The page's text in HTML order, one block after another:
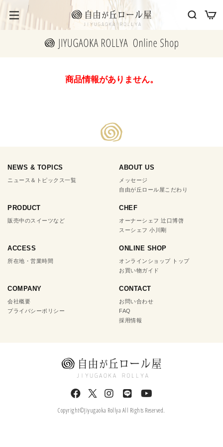
商品情報がありません。
NEWS & TOPICS
ニュース＆トピックス一覧
ABOUT US
メッセージ
自由が丘ロール屋こだわり
PRODUCT
販売中のスイーツなど
CHEF
オーナーシェフ 辻口博啓
スーシェフ 小川剛
ACCESS
所在地・営業時間
ONLINE SHOP
オンラインショップ トップ
お買い物ガイド
COMPANY
会社概要
プライバシーポリシー
CONTACT
お問い合わせ
FAQ
採用情報
Copyright©Jiyugaoka Rollya All Rights Reserved.